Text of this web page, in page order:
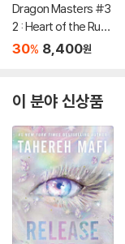
Dragon Masters #3
2 : Heart of the Ruby
Dragon (A Branches
30% 8,400원
이 분야 신상품